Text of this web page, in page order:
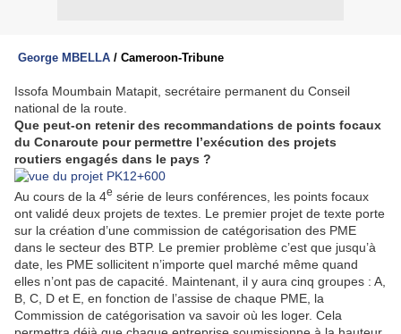
George MBELLA / Cameroon-Tribune
Issofa Moumbain Matapit, secrétaire permanent du Conseil
national de la route.
Que peut-on retenir des recommandations de points focaux
du Conaroute pour permettre l’exécution des projets
routiers engagés dans le pays ?
Au cours de la 4e série de leurs conférences, les points focaux
ont validé deux projets de textes. Le premier projet de texte porte
sur la création d’une commission de catégorisation des PME
dans le secteur des BTP. Le premier problème c’est que jusqu’à
date, les PME sollicitent n’importe quel marché même quand
elles n’ont pas de capacité. Maintenant, il y aura cinq groupes : A,
B, C, D et E, en fonction de l’assise de chaque PME, la
Commission de catégorisation va savoir où les loger. Cela